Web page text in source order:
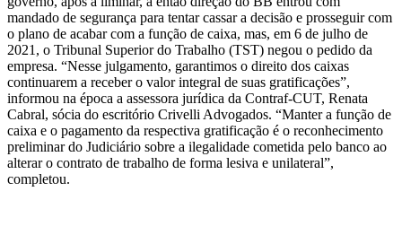
mandado de segurança para tentar cassar a decisão e prosseguir com
o plano de acabar com a função de caixa, mas, em 6 de julho de
2021, o Tribunal Superior do Trabalho (TST) negou o pedido da
empresa. “Nesse julgamento, garantimos o direito dos caixas
continuarem a receber o valor integral de suas gratificações”,
informou na época a assessora jurídica da Contraf-CUT, Renata
Cabral, sócia do escritório Crivelli Advogados. “Manter a função de
caixa e o pagamento da respectiva gratificação é o reconhecimento
preliminar do Judiciário sobre a ilegalidade cometida pelo banco ao
alterar o contrato de trabalho de forma lesiva e unilateral”,
completou.